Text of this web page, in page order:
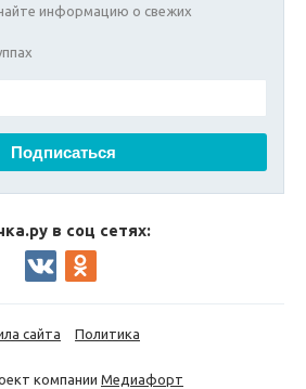
информацию о свежих
в соц сетях:
сайта
Политика
компании Медиафорт